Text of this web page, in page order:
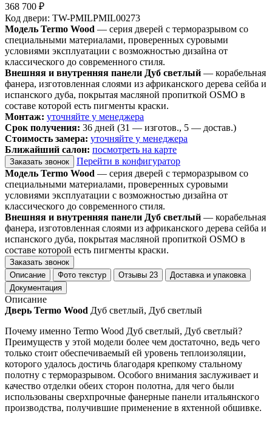
368 700 ₽
Код двери: TW-PMILPMIL00273
Модель Termo Wood — серия дверей с терморазрывом со
специальными материалами, проверенных суровыми
условиями эксплуатации с возможностью дизайна от
классического до современного стиля.
Внешняя и внутренняя панели Дуб светлый — корабельная
фанера, изготовленная слоями из африканского дерева сейба и
испанского дуба, покрытая масляной пропиткой OSMO в
составе которой есть пигменты краски.
Монтаж: уточняйте у менеджера
Срок получения: 36 дней (31 — изготов., 5 — достав.)
Стоимость замера: уточняйте у менеджера
Ближайший салон: посмотреть на карте
Заказать звонок
Перейти в конфигуратор
Модель Termo Wood — серия дверей с терморазрывом со
специальными материалами, проверенных суровыми
условиями эксплуатации с возможностью дизайна от
классического до современного стиля.
Внешняя и внутренняя панели Дуб светлый — корабельная
фанера, изготовленная слоями из африканского дерева сейба и
испанского дуба, покрытая масляной пропиткой OSMO в
составе которой есть пигменты краски.
Заказать звонок
Описание
Фото текстур Отзывы 23
Доставка и упаковка
Документация
Описание
Дверь Termo Wood Дуб светлый, Дуб светлый
Почему именно Termo Wood Дуб светлый, Дуб светлый?
Преимуществ у этой модели более чем достаточно, ведь чего
только стоит обеспечиваемый ей уровень теплоизоляции,
которого удалось достичь благодаря крепкому стальному
полотну с терморазрывом. Особого внимания заслуживает и
качество отделки обеих сторон полотна, для чего были
использованы сверхпрочные фанерные панели итальянского
производства, получившие применение в яхтенной обшивке.